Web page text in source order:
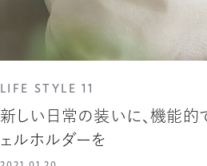
LIFE STYLE 11
新しい日常の装いに、機能的
ェルホルダーを